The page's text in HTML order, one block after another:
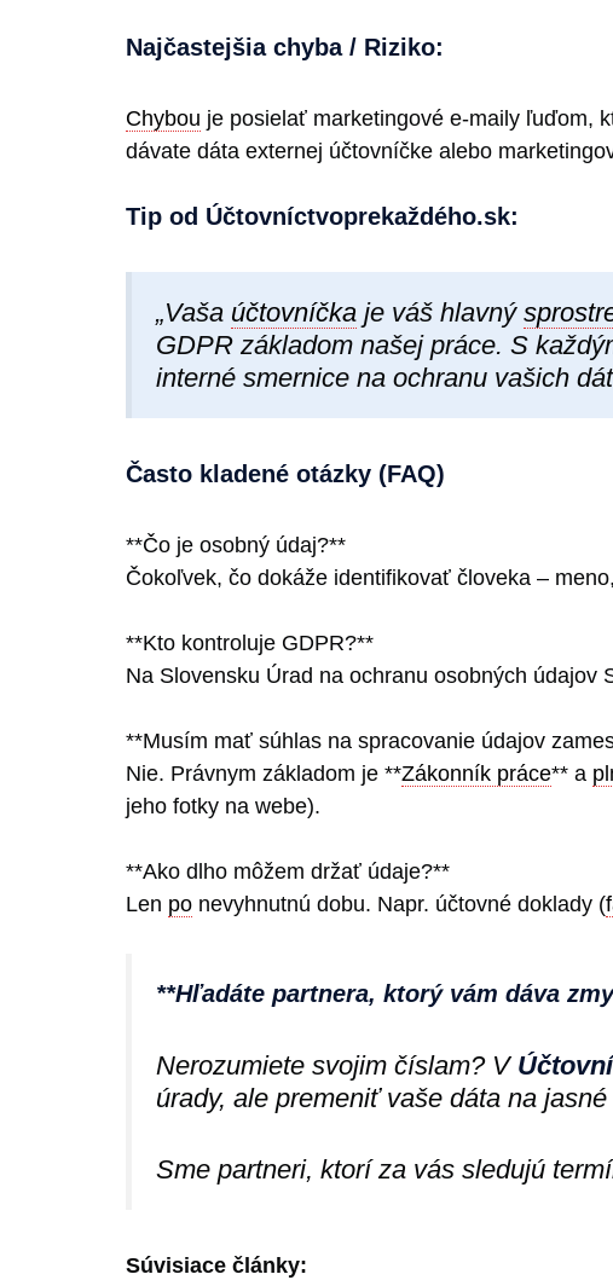
Najčastejšia chyba / Riziko:
Chybou je posielať marketingové e-maily ľuďom,
dávate dáta externej účtovníčke alebo
Tip od Účtovníctvoprekaždéh​o.sk:
„Vaša účtovníčka je váš hlavný
GDPR základom našej práce. S
interné smernice na ochranu vašich
Často kladené otázky (FAQ)
**Čo je osobný údaj?**
Čokoľvek, čo dokáže identifikovať človeka –
**Kto kontroluje GDPR?**
Na Slovensku Úrad na ochranu osobných údajov
**Musím mať súhlas na spracovanie údajov
Nie. Právnym základom je **Zákonník práce** a
jeho fotky na webe).
**Ako dlho môžem držať údaje?**
Len po nevyhnutnú dobu. Napr. účtovné doklady (
**Hľadáte partnera, ktorý vám dáva
Nerozumiete svojim číslam? V
úrady, ale premeniť vaše dáta na
Sme partneri, ktorí za vás sledujú
Súvisiace články: